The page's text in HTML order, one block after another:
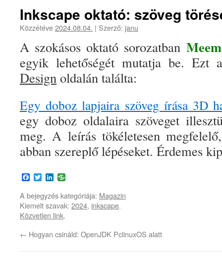
Inkscape oktató: szöveg
Közzétéve2024.08.04. | Szerző: janu
A szokásos oktató sorozatban
egyik lehetőségét mutatja be.
Design oldalán találta:
Egy doboz lapjaira szöveg írása 3D
egy doboz oldalaira szöveget
meg. A leírás tökéletesen
abban szereplő lépéseket. Érdemes
Facebook
TwitterLinkedIn
A bejegyzés kategóriája: Magazin
Kiemelt szavak: 2024, inkscape.
Közvetlen link.
← Hogyan csináld: OpenJDK PclinuxOS alatt